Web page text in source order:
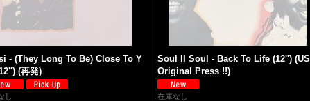
- (They Long To Be) Close To Y
(再発)
し
Soul II Soul - Back To Life (12'') (US
Original Press !!)
在庫なし